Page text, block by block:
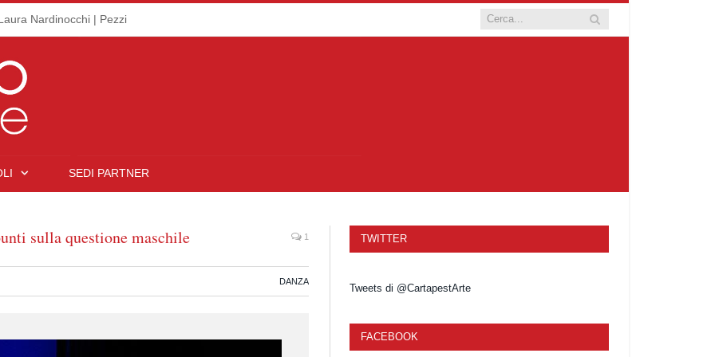
Nardinocchi | Pezzi
SEDI PARTNER
sulla questione maschile 1
DANZA
TWITTER
Tweets di @CartapestArte
FACEBOOK